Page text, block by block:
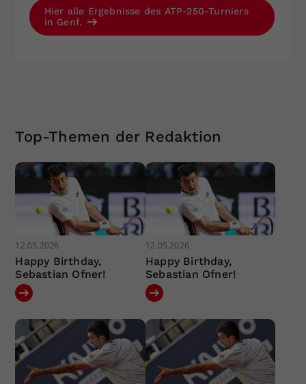
Hier alle Ergebnisse des ATP-250-Turniers
in Genf.
Top-Themen der Redaktion
12.05.2026
Happy Birthday,
Sebastian Ofner!
12.05.2026
Happy Birthday,
Sebastian Ofner!